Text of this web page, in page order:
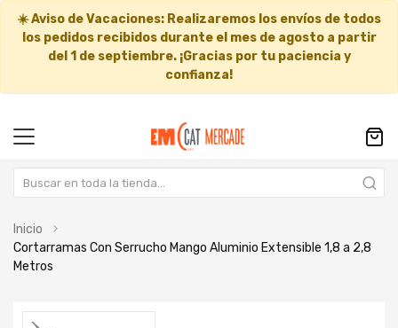
☀️Aviso de Vacaciones: Realizaremos los envíos de todos
los pedidos recibidos durante el mes de agosto a partir
del 1 de septiembre. ¡Gracias por tu paciencia y
confianza!
Inicio
Cortarramas Con Serrucho Mango Aluminio Extensible 1,8 a 2,8
Metros
Saltar